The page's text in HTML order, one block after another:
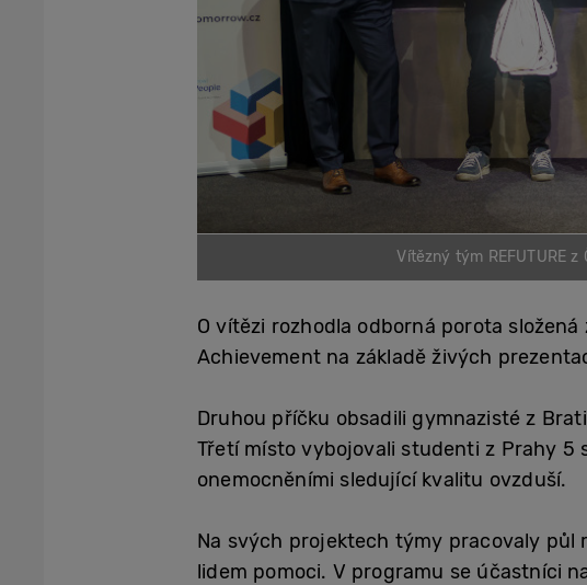
Vítězný tým REFUTURE
O vítězi rozhodla odborná porota
Achievement na základě živých
Druhou příčku obsadili gymnazisté z
Třetí místo vybojovali studenti z Prahy 5
onemocněními sledující kvalitu ovzduší.
Na svých projektech týmy pracovaly půl
lidem pomoci. V programu se účastníci